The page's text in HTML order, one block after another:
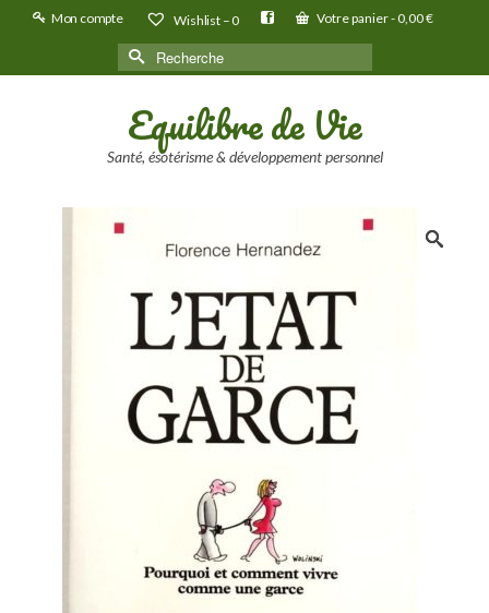
Mon compte Wishlist –0 Votre panier-0,00€
Rechercher :
Equilibre de Vie
Santé, ésotérisme & développement personnel